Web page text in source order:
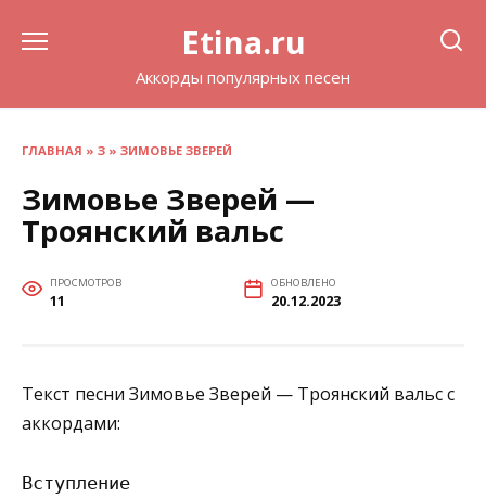
Etina.ru
Аккорды популярных песен
ГЛАВНАЯ » З » ЗИМОВЬЕ ЗВЕРЕЙ
Зимовье Зверей —
Троянский вальс
ПРОСМОТРОВ
11
ОБНОВЛЕНО
20.12.2023
Текст песни Зимовье Зверей — Троянский вальс с
аккордами:
Вступление